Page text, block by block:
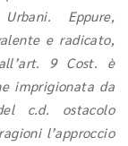
Eppure,
e radicato,
9 Cost. è
imprigionata da
c.d. ostacolo
l’approccio